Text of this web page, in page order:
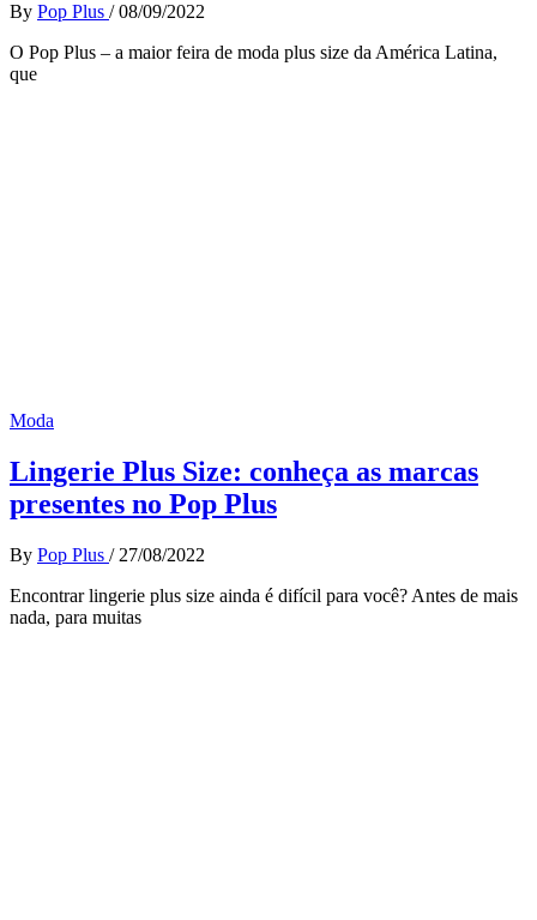
By Pop Plus / 08/09/2022
O Pop Plus – a maior feira de moda plus size da América Latina,
que
Moda
Lingerie Plus Size: conheça as marcas
presentes no Pop Plus
By Pop Plus / 27/08/2022
Encontrar lingerie plus size ainda é difícil para você? Antes de mais
nada, para muitas